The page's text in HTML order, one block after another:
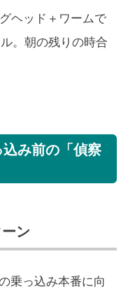
グヘッド＋ワームで
。朝の残りの時合
み前の「偵察
ン
乗っ込み本番に向